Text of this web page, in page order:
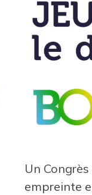
Un
empreinte